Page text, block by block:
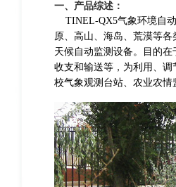
一、产品综述：
TINEL-QX5气象环境自
原、高山、海岛、荒漠等
天候自动监测设备。目的
收支和输送等，为利用、
校气象观测台站、农业农